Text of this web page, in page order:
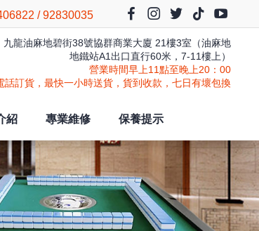
/ 92830035
九龍油麻地碧街38號協群商業大廈 21樓3室（油麻地
地鐵站A1出口直行60米，7-11樓上）
營業時間早上11點至晚上20：00
話訂貨，最快一小時送貨，貨到收款，七日有壞包換
紹 專業維修 保養提示